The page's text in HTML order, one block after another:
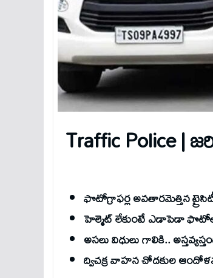
Traffic Police
ఫొటోగ్రాఫర్ల అవతారమెత్తిన
హెల్మెట్‌ లేకుంటే ఎడాపెడా
అసలు విధులు గాలికి..
ద్విచక్ర వాహన చోదకుల